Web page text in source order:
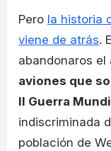
Pero la historia
viene de atrás.
abandonaros el
aviones que
II Guerra
indiscriminada
población de